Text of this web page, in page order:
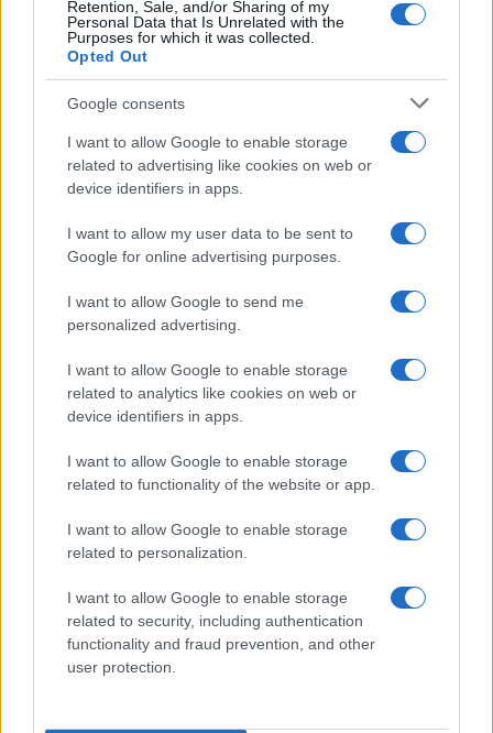
Retention, Sale, and/or Sharing of my
Personal Data that Is Unrelated with the
Purposes for which it was collected.
Opted Out
Google consents
I want to allow Google to enable storage
related to advertising like cookies on web or
device identifiers in apps.
I want to allow my user data to be sent to
Google for online advertising purposes.
I want to allow Google to send me
personalized advertising.
I want to allow Google to enable storage
related to analytics like cookies on web or
device identifiers in apps.
I want to allow Google to enable storage
related to functionality of the website or app.
I want to allow Google to enable storage
related to personalization.
I want to allow Google to enable storage
related to security, including authentication
functionality and fraud prevention, and other
user protection.
EVENTI E AGENDA
sostenibilità e relazioni
Ilaria Galli · 2 Ago 2026